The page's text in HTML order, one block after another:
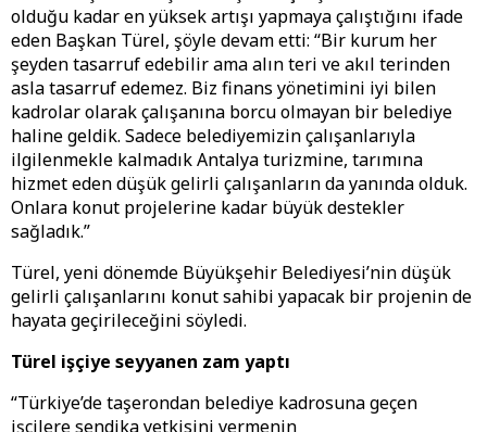
olduğu kadar en yüksek artışı yapmaya çalıştığını ifade
eden Başkan Türel, şöyle devam etti: “Bir kurum her
şeyden tasarruf edebilir ama alın teri ve akıl terinden
asla tasarruf edemez. Biz finans yönetimini iyi bilen
kadrolar olarak çalışanına borcu olmayan bir belediye
haline geldik. Sadece belediyemizin çalışanlarıyla
ilgilenmekle kalmadık Antalya turizmine, tarımına
hizmet eden düşük gelirli çalışanların da yanında olduk.
Onlara konut projelerine kadar büyük destekler
sağladık.”
Türel, yeni dönemde Büyükşehir Belediyesi’nin düşük
gelirli çalışanlarını konut sahibi yapacak bir projenin de
hayata geçirileceğini söyledi.
Türel işçiye seyyanen zam yaptı
“Türkiye’de taşerondan belediye kadrosuna geçen
işçilere sendika yetkisini vermenin